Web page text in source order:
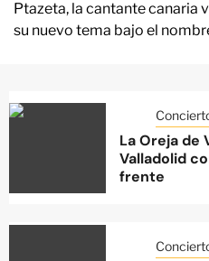
Ptazeta, la cantante canaria
su nuevo tema bajo el
La Oreja de
Valladolid
frente